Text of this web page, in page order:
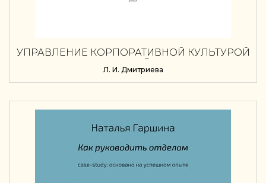
УПРАВЛЕНИЕ КОРПОРАТИВНОЙ КУЛЬТУРОЙ
Л. И. Дмитриева